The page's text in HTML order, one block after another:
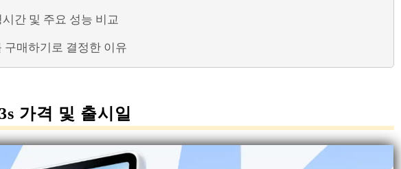
간 및 주요 성능 비교
구매하기로 결정한 이유
가격 및 출시일